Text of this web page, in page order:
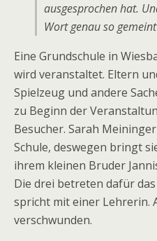
ausgesprochen hat.
Wort genau so
Eine Grundschule in
wird veranstaltet. Eltern
Spielzeug und andere
zu Beginn der
Besucher. Sarah
Schule, deswegen bringt
ihrem kleinen Bruder
Die drei betreten dafür
spricht mit einer Lehrerin.
verschwunden.